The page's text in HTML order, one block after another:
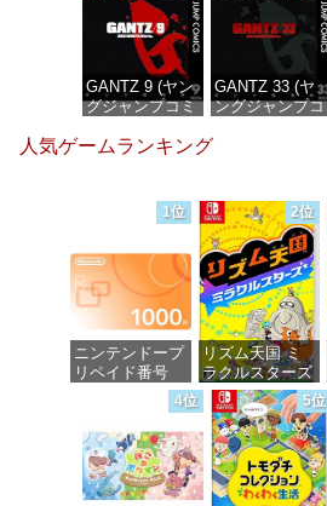
GANTZ 9 (ヤン
グジャンプコミ
GANTZ 33 (ヤ
ングジャンプコ
人気ゲームランキング
1位
ニンテンドープ
リペイド番号
1000円|オンラ
価格：¥1,000
2位
リズム天国 ミ
ラクルスターズ
-Switch
価格：¥5,645
4位 5位